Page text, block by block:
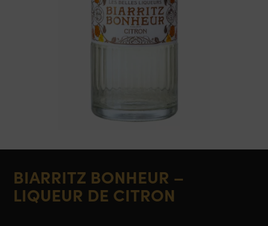
BIARRITZ BONHEUR –
LIQUEUR DE CITRON